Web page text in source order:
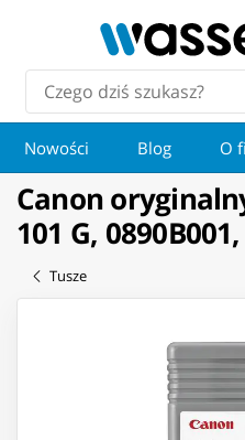
Nowości Blog O
Canon
101 G,
Tusze